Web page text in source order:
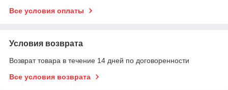
Все условия оплаты
Условия возврата
Возврат товара в течение 14 дней по договоренности
Все условия возврата